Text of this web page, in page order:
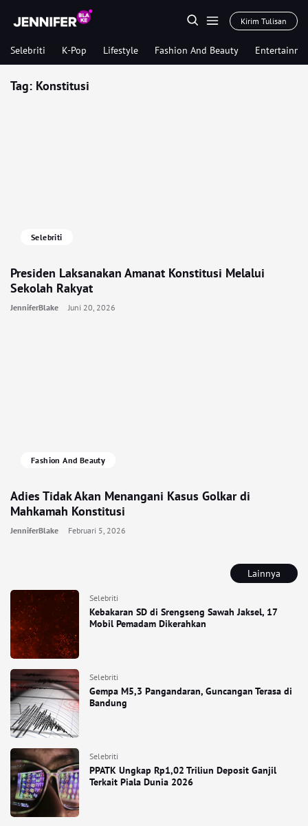
Kirim Tulisan
Selebriti K-Pop Lifestyle Fashion And Beauty
Lainnya
Selebriti
Kebakaran SD di Srengseng Sawah Jaksel, 17
Mobil Pemadam Dikerahkan
Selebriti
Gempa M5,3 Pangandaran, Guncangan Terasa di
Bandung
Selebriti
PPATK Ungkap Rp1,02 Triliun Deposit Ganjil
Terkait Piala Dunia 2026
Tag: Konstitusi
Selebriti
Presiden Laksanakan Amanat Konstitusi Melalui
Sekolah Rakyat
JenniferBlake Juni 20, 2026
Fashion And Beauty
Adies Tidak Akan Menangani Kasus Golkar di
Mahkamah Konstitusi
JenniferBlake Februari 5, 2026